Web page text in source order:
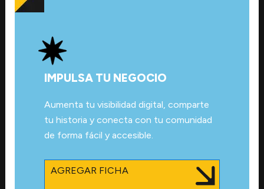
IMPULSA TU NEGOCIO
Aumenta tu visibilidad digital, comparte
tu historia y conecta con tu comunidad
de forma fácil y accesible.
AGREGAR FICHA